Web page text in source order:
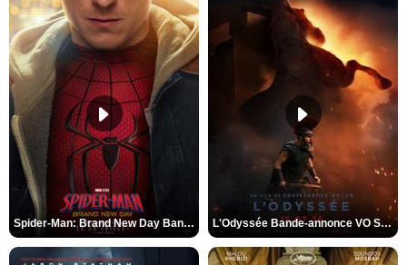
Spider-Man: Brand New Day Bande-annonce VO STFR L'Odyssée Bande-annonce VO STFR